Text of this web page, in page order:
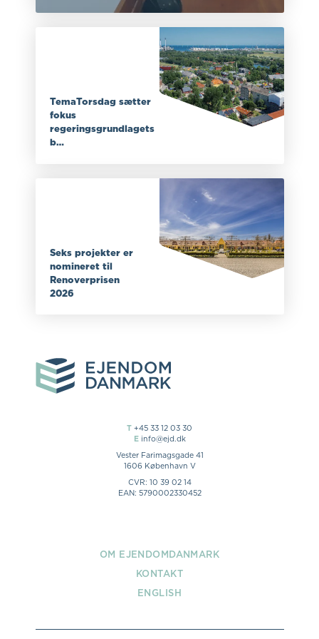
TemaTorsdag sætter
fokus
regeringsgrundlagets
b…
Seks projekter er
nomineret til
Renoverprisen
2026
T +45 33 12 03 30
Einfo@ejd.dk
Vester Farimagsgade 41
1606 København V
CVR: 10 39 02 14
EAN: 5790002330452
OM EJENDOMDANMARK
KONTAKT
ENGLISH